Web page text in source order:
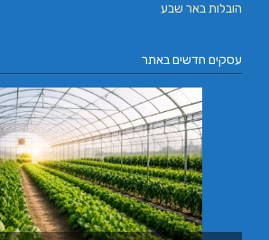
הובלות באר שבע
עסקים חדשים באתר